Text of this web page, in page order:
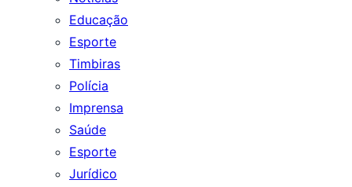
Educação
Esporte
Timbiras
Polícia
Imprensa
Saúde
Esporte
Jurídico